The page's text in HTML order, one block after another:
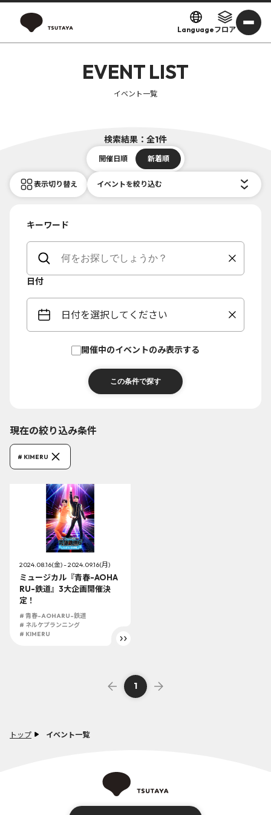
Languageフロア
トップ イベント一覧
EVENT LIST
イベント一覧
検索結果：全1件
開催日順 新着順
表示切り替え イベントを絞り込む
キーワード
日付
日付を選択してください
開催中のイベントのみ表示する
現在の絞り込み条件
# KIMERU
2024.08.16(金) - 2024.09.16(月)
ミュージカル『青春-AOHA
RU-鉄道』3大企画開催決
定！
# 青春-AOHARU-鉄道
# ネルケプランニング
# KIMERU
1